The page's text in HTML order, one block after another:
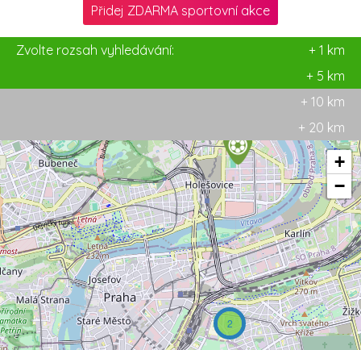
Přidej ZDARMA sportovní akce
Zvolte rozsah vyhledávání:
+ 1 km
+ 5 km
+ 10 km
+ 20 km
2
+
−